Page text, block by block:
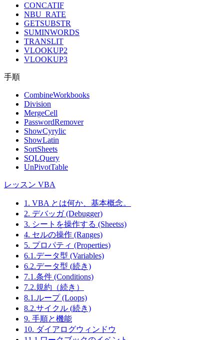
CONCATIF
NBU_RATE
GETSUBSTR
SUMINWORDS
TRANSLIT
VLOOKUP2
VLOOKUP3
手順
CombineWorkbooks
Division
MergeCell
PasswordRemover
ShowCyrylic
ShowLatin
SortSheets
SQLQuery
UnPivotTable
レッスン VBA
1. VBA とは何か、基本概念。
2. デバッガ (Debugger)
3. シートを操作する (Sheetss)
4. セルの操作 (Ranges)
5. プロパティ (Properties)
6.1.データ型 (Variables)
6.2.データ型 (続き)
7.1.条件 (Conditions)
7.2.規約（続き）
8.1.ループ (Loops)
8.2.サイクル (続き)
9. 手順と機能
10. ダイアログウィンドウ